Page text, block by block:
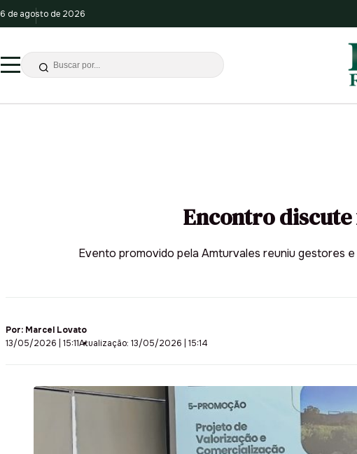
6 de agosto de 2026
Encontro
Evento promovido pela Amturvales reuniu gestores
Por: Marcel Lovato
13/05/2026 | 15:11Atualização: 13/05/2026 | 15:14